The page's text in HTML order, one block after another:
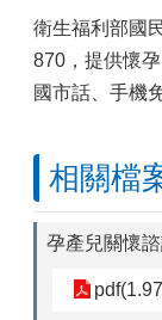
衛生福利部國
870，提供懷
國市話、手機
相關檔
孕產兒關懷